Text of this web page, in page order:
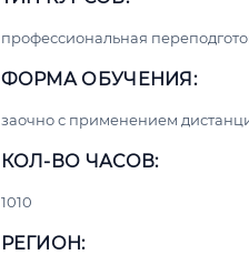
профессиональная
ФОРМА ОБУЧЕНИЯ:
заочно с применением
КОЛ-ВО ЧАСОВ:
1010
РЕГИОН: